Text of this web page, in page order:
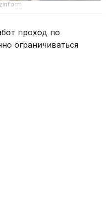
проход по
ограничиваться